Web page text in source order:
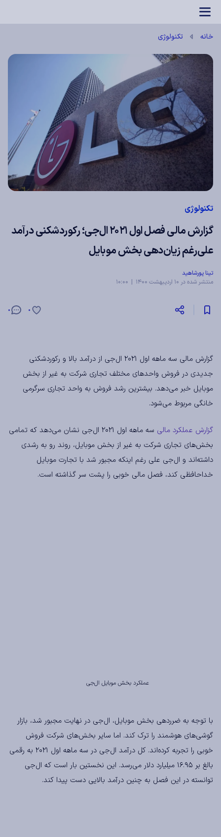
خانه تکنولوژی
تکنولوژی
گزارش مالی فصل اول ۲۰۲۱ ال‌جی؛ رکوردشکنی درآمد
علی‌رغم زیان‌دهی بخش موبایل
تینا پورشاهید
منتشر شده در 10 اردیبهشت 1400 | 10:00
0 0
گزارش مالی سه ماهه اول ۲۰۲۱ ال‌جی از درآمد بالا و رکوردشکنی
جدیدی در فروش واحدهای مختلف تجاری شرکت به غیر از بخش
موبایل خبر می‌دهد. بیشترین رشد فروش به واحد تجاری سرگرمی
خانگی مربوط می‌شود.
گزارش عملکرد مالی
سه ماهه اول ۲۰۲۱ ال‌جی نشان می‌دهد که تمامی
بخش‌های تجاری شرکت به غیر از بخش موبایل، روند رو به رشدی
داشته‌اند و ال‌جی علی رغم اینکه مجبور شد با تجارت موبایل
خداحافظی کند، فصل مالی خوبی را پشت سر گذاشته است.
عملکرد بخش موبایل ال‌جی
با توجه به ضرردهی بخش موبایل، ال‌جی در نهایت مجبور شد، بازار
گوشی‌های هوشمند را ترک کند. اما سایر بخش‌های شرکت فروش
خوبی را تجربه کرده‌اند. کل درآمد ال‌جی در سه ماهه اول ۲۰۲۱ به رقمی
بالغ بر ۱۶.۹۵ میلیارد دلار می‌رسد. این نخستین بار است که ال‌جی
توانسته در این فصل به چنین درآمد بالایی دست پیدا کند.